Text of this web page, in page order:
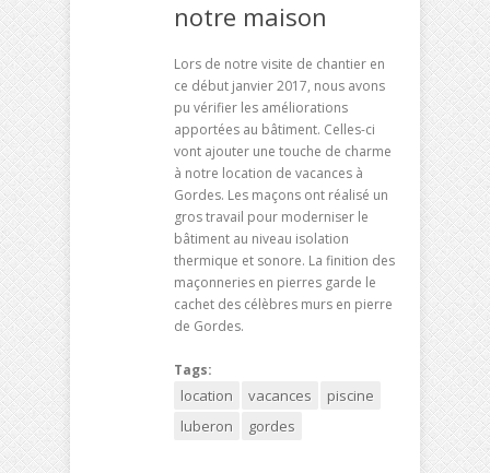
notre maison
Lors de notre visite de chantier en
ce début janvier 2017, nous avons
pu vérifier les améliorations
apportées au bâtiment. Celles-ci
vont ajouter une touche de charme
à notre location de vacances à
Gordes. Les maçons ont réalisé un
gros travail pour moderniser le
bâtiment au niveau isolation
thermique et sonore. La finition des
maçonneries en pierres garde le
cachet des célèbres murs en pierre
de Gordes.
Tags:
location vacances
piscine
luberon
gordes